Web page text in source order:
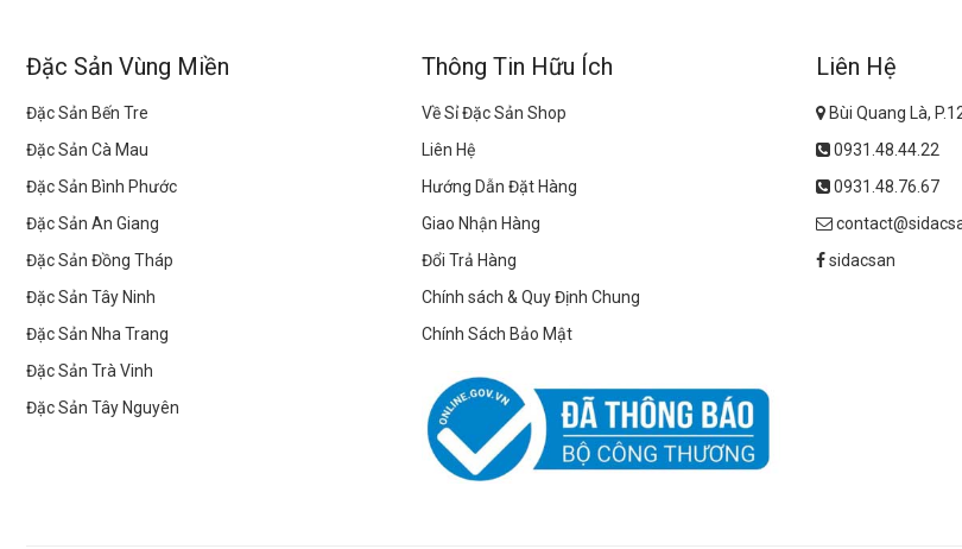
Đặc Sản Vùng Miền
Đặc Sản Bến Tre
Đặc Sản Cà Mau
Đặc Sản Bình Phước
Đặc Sản An Giang
Đặc Sản Đồng Tháp
Đặc Sản Tây Ninh
Đặc Sản Nha Trang
Đặc Sản Trà Vinh
Đặc Sản Tây Nguyên
Thông Tin Hữu Ích
Về Sỉ Đặc Sản Shop
Liên Hệ
Hướng Dẫn Đặt Hàng
Giao Nhận Hàng
Đổi Trả Hàng
Chính sách & Quy Định Chung
Chính Sách Bảo Mật
Liên Hệ
Bùi Quang Là,
0931.48.44.22
0931.48.76.67
sidacsan